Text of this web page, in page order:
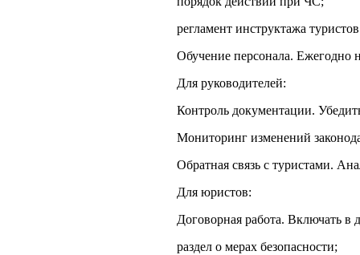
регламент инструктажа
Обучение персонала. Ежегодно
Для руководителей:
Контроль документации.
Мониторинг изменений
Обратная связь с туристами.
Для юристов:
Договорная работа. Включать в
раздел о мерах безопасности;